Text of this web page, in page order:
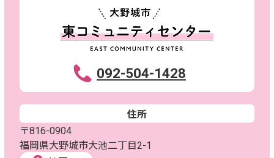
092-504-1428
住所
〒816-0904
福岡県大野城市大池二丁目2-1